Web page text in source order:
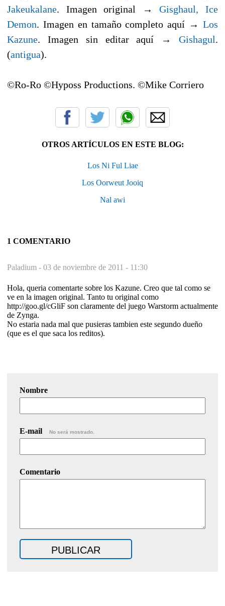
Jakeukalane. Imagen original →Gisghaul, Ice
Demon. Imagen en tamaño completo aquí → Los
Kazune. Imagen sin editar aquí → Gishagul.
(antigua).
©Ro-Ro ©Hyposs Productions. ©Mike Corriero
OTROS ARTÍCULOS EN ESTE BLOG:
Los Ni Ful Liae
Los Oorweut Jooiq
Nal awi
1 COMENTARIO
Paladium - 03 de noviembre de 2011 - 11:30
Hola, queria comentarte sobre los Kazune. Creo que tal como se
ve en la imagen original. Tanto tu original como
http://goo.gl/cGliF son claramente del juego Warstorm actualmente
de Zynga.
No estaria nada mal que pusieras tambien este segundo dueño
(que es el que saca los reditos).
Nombre
E-mail No será mostrado.
Comentario